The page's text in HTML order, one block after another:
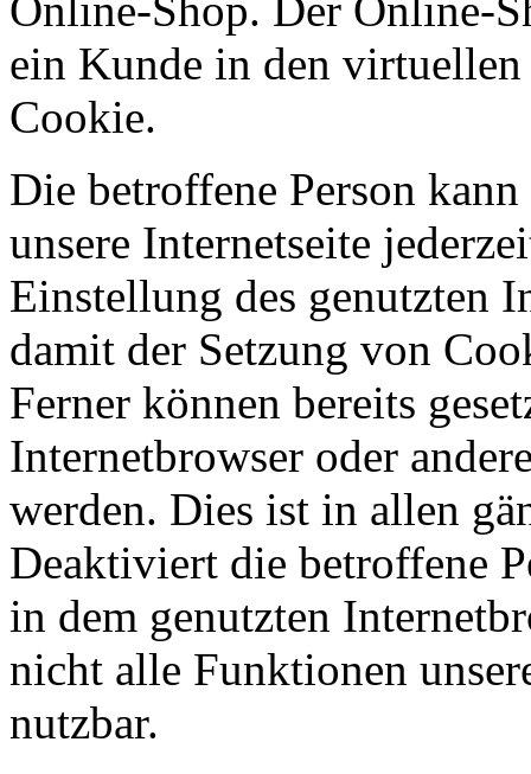
Online-Shop. Der Online-
ein Kunde in den
Cookie.
Die betroffene Person
unsere Internetseite
Einstellung des genutzten
damit der Setzung von
Ferner können bereits
Internetbrowser oder
werden. Dies ist in allen
Deaktiviert die betroffene
in dem genutzten
nicht alle Funktionen
nutzbar.